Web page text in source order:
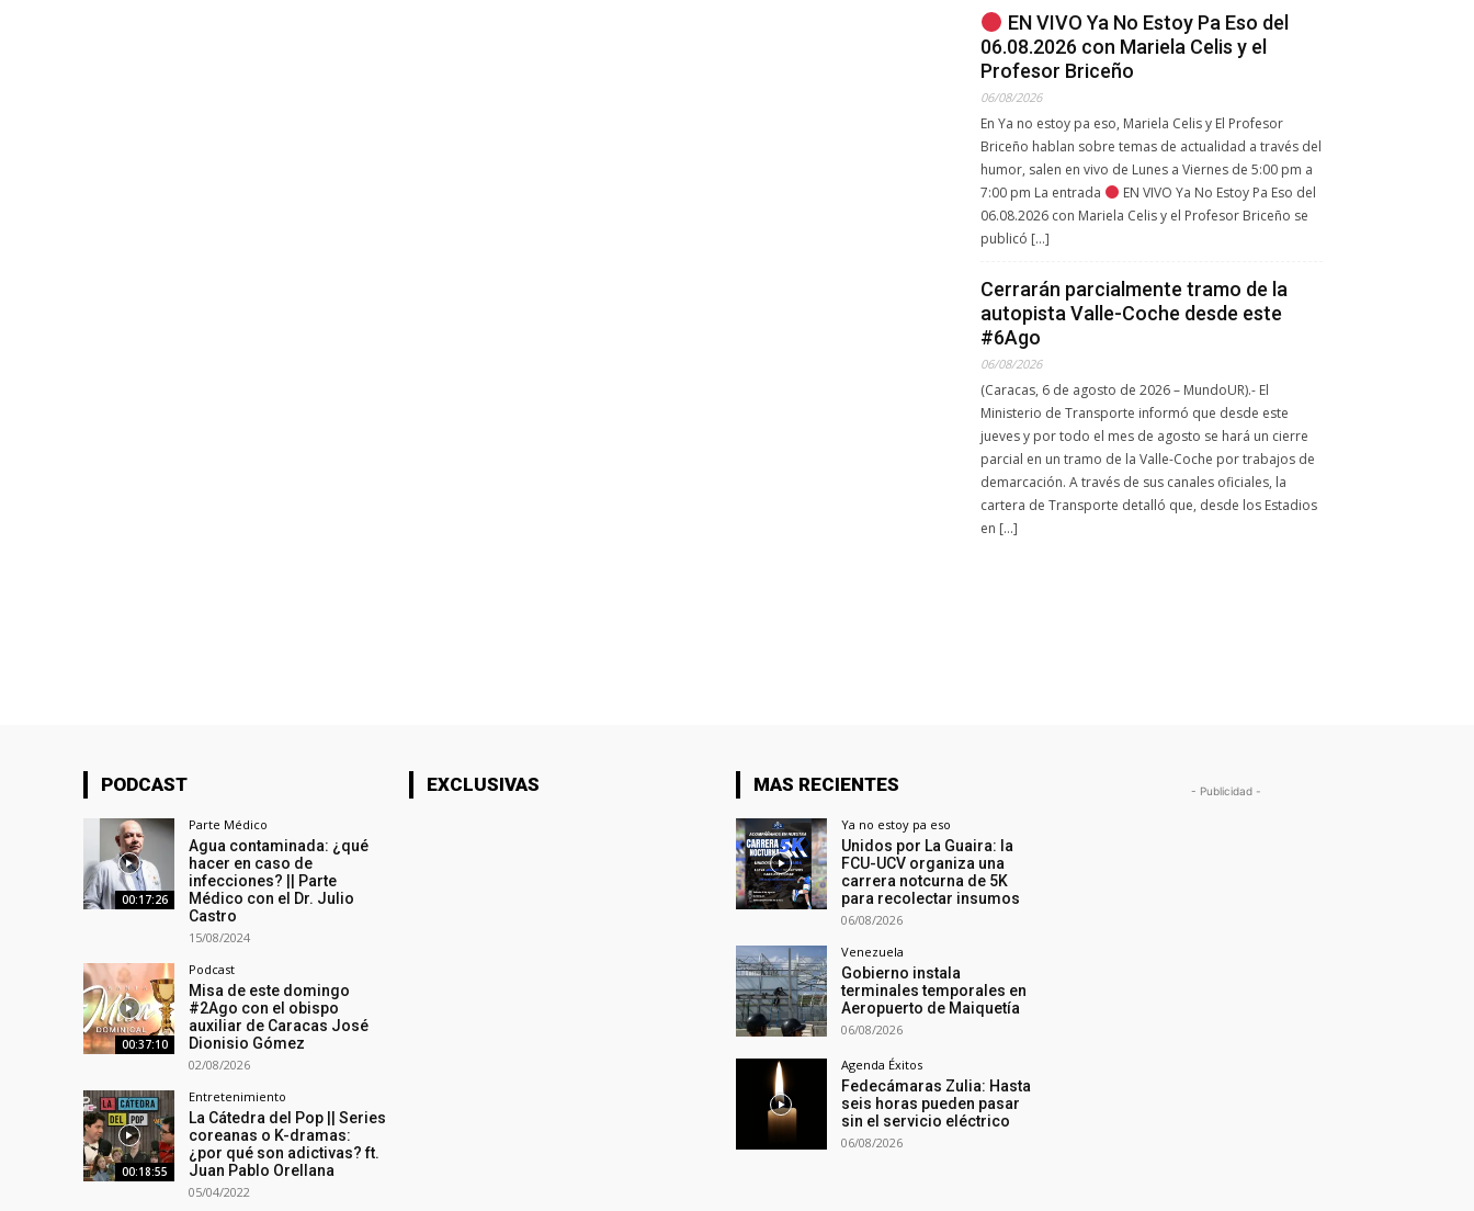
EN VIVO Ya No Estoy Pa Eso del
06.08.2026 con Mariela Celis y el
Profesor Briceño
06/08/2026
En Ya no estoy pa eso, Mariela Celis y El Profesor
Briceño hablan sobre temas de actualidad a través del
humor, salen en vivo de Lunes a Viernes de 5:00 pm a
7:00 pm La entrada
EN VIVO Ya No Estoy Pa Eso del
06.08.2026 con Mariela Celis y el Profesor Briceño se
publicó […]
Cerrarán parcialmente tramo de la
autopista Valle-Coche desde este
#6Ago
06/08/2026
(Caracas, 6 de agosto de 2026 – MundoUR).- El
Ministerio de Transporte informó que desde este
jueves y por todo el mes de agosto se hará un cierre
parcial en un tramo de la Valle-Coche por trabajos de
demarcación. A través de sus canales oficiales, la
cartera de Transporte detalló que, desde los Estadios
en […]
PODCAST
00:17:26
Parte Médico
Agua contaminada: ¿qué
hacer en caso de
infecciones? || Parte
Médico con el Dr. Julio
Castro
15/08/2024
00:37:10
Podcast
Misa de este domingo
#2Ago con el obispo
auxiliar de Caracas José
Dionisio Gómez
02/08/2026
00:18:55
Entretenimiento
La Cátedra del Pop || Series
coreanas o K-dramas:
¿por qué son adictivas? ft.
Juan Pablo Orellana
05/04/2022
EXCLUSIVAS MAS RECIENTES
Ya no estoy pa eso
Unidos por La Guaira: la
FCU-UCV organiza una
carrera notcurna de 5K
para recolectar insumos
06/08/2026
Venezuela
Gobierno instala
terminales temporales en
Aeropuerto de Maiquetía
06/08/2026
Agenda Éxitos
Fedecámaras Zulia: Hasta
seis horas pueden pasar
sin el servicio eléctrico
06/08/2026
- Publicidad -